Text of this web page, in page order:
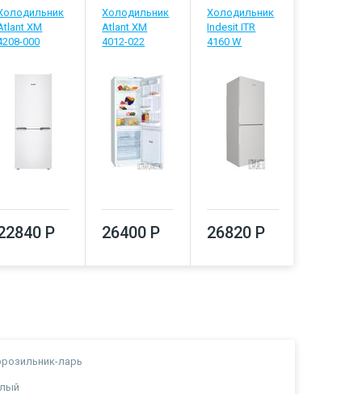
ХМ
000
Р
Холодильник
Atlant ХМ
4012-022
26400 Р
Холодильник
Indesit ITR
4160 W
26820 Р
ларь